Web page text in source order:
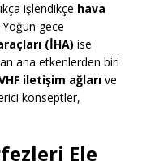
işlendikçe hava
Yoğun gece
(İHA) ise
ana etkenlerden biri
iletişim ağları ve
konseptler,
Ele